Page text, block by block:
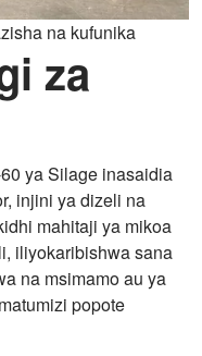
na kufunika
za
ya Silage inasaidia
injini ya dizeli na
mahitaji ya mikoa
iliyokaribishwa sana
na msimamo au ya
popote